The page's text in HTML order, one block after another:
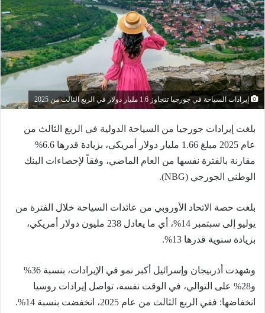
إيرادات السياحة في جورجيا تتجاوز 1.6 مليار دولار في الربع الثالث من 2025
بلغت إيرادات جورجيا من السياحة الدولية في الربع الثالث من
عام 2025 مبلغ 1.66 مليار دولار أمريكي، بزيادة قدرها 6.6%
مقارنة بالفترة نفسها من العام الماضي، وفقاً لإحصاءات البنك
الوطني الجورجي (NBG).
بلغت حصة الاتحاد الأوروبي من عائدات السياحة خلال الفترة من
يوليو إلى سبتمبر 14%، أي ما يعادل 238 مليون دولار أمريكي،
بزيادة سنوية قدرها 13%.
وشهدت أذربيجان وإسرائيل أكبر نمو في الإيرادات، بنسبة 36%
و28% على التوالي، في الوقت نفسه، تواصل إيرادات روسيا
انخفاضها: ففي الربع الثالث من عام 2025، انخفضت بنسبة 14%.